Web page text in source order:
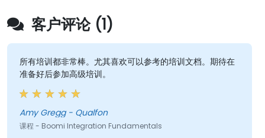
客户评论 (1)
所有培训都非常棒。尤其喜欢可以参考的培训文档。期待在
准备好后参加高级培训。
Amy Gregg - Qualfon
课程 - Boomi Integration Fundamentals